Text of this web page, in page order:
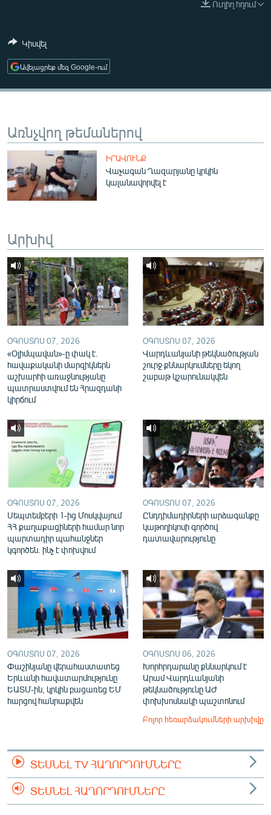
ՄԵԿՆԱԲԱՆՈՒԹՅՈՒՆ
ԱՐԽԻՎ
ՏԵՍԱՆՅՈՒԹԵՐ
ԲԱՆԱՎԵՃ
Հայերեն
English
Русский
ՀԵՏԵՎԵՔ ՄԵԶ
«Ազատության» բոլոր կայքերը
Ուղիղ հղում
Կիսվել
Ավելացրեք մեզ Google-ում
Առնչվող թեմաներով
ԻՐԱՎՈՒՆՔ
Վաչագան Ղազարյանը կրկին
կալանավորվել է
Արխիվ
ՕԳՈՍՏՈՍ 07, 2026
«Օլիմպավան»-ը փակ է.
հավաքականի մարզիկներն
աշխարհի առաջնությանը
պատրաստվում են Հրազդանի
կիրճում
ՕԳՈՍՏՈՍ 07, 2026
Վարդևանյանի թեկնածության
շուրջ քննարկումները եկող
շաբաթ կշարունակվեն
ՕԳՈՍՏՈՍ 07, 2026
Սեպտեմբերի 1-ից Մոսկվայում
ՀՀ քաղաքացիների համար նոր
պարտադիր պահանջներ
կգործեն. ինչ է փոխվում
ՕԳՈՍՏՈՍ 07, 2026
Ընդդիմադիրների արձագանքը
կաթողիկոսի գործով
դատավարությունը
ՕԳՈՍՏՈՍ 07, 2026
Փաշինյանը վերահաստատեց
Երևանի հավատարմությունը
ԵԱՏՄ-ին, կրկին բացառեց ԵՄ
հարցով հանրաքվեն
ՕԳՈՍՏՈՍ 06, 2026
Խորհրդարանը քննարկում է
Արամ Վարդևանյանի
թեկնածությունը ԱԺ
փոխխոսնակի պաշտոնում
Բոլոր հեռարձակումների արխիվը
ՏԵՍՆԵԼ TV ՀԱՂՈՐԴՈՒՄՆԵՐԸ
ՏԵՍՆԵԼ ՀԱՂՈՐԴՈՒՄՆԵՐԸ